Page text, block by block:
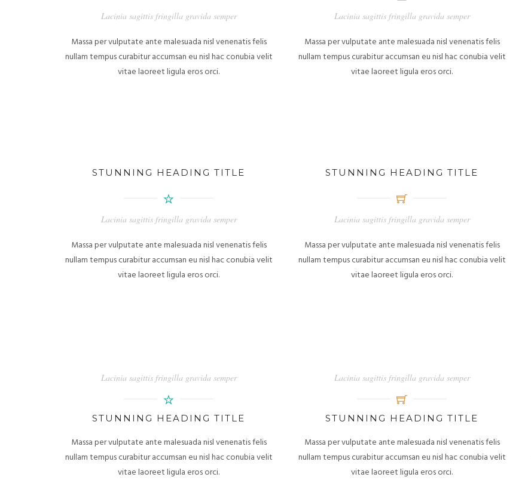
Lacinia sagittis fringilla gravida semper
Massa per vulputate ante malesuada nisl venenatis felis
nullam tempus curabitur accumsan eu nisl hac conubia velit
vitae laoreet ligula eros orci.
Lacinia sagittis fringilla gravida semper
Massa per vulputate ante malesuada nisl venenatis felis
nullam tempus curabitur accumsan eu nisl hac conubia velit
vitae laoreet ligula eros orci.
STUNNING HEADING TITLE
Lacinia sagittis fringilla gravida semper
Massa per vulputate ante malesuada nisl venenatis felis
nullam tempus curabitur accumsan eu nisl hac conubia velit
vitae laoreet ligula eros orci.
STUNNING HEADING TITLE
Lacinia sagittis fringilla gravida semper
Massa per vulputate ante malesuada nisl venenatis felis
nullam tempus curabitur accumsan eu nisl hac conubia velit
vitae laoreet ligula eros orci.
Lacinia sagittis fringilla gravida semper
STUNNING HEADING TITLE
Massa per vulputate ante malesuada nisl venenatis felis
nullam tempus curabitur accumsan eu nisl hac conubia velit
vitae laoreet ligula eros orci.
Lacinia sagittis fringilla gravida semper
STUNNING HEADING TITLE
Massa per vulputate ante malesuada nisl venenatis felis
nullam tempus curabitur accumsan eu nisl hac conubia velit
vitae laoreet ligula eros orci.